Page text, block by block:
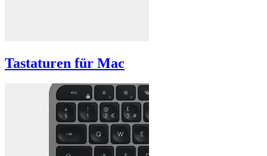
Tastaturen für Mac